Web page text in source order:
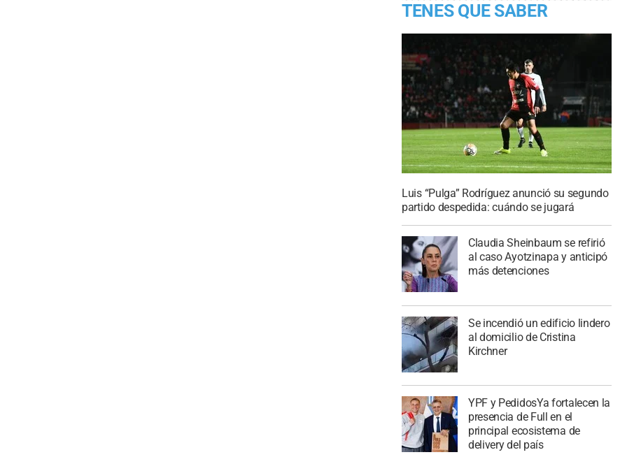
TENES QUE SABER
Luis “Pulga” Rodríguez anunció su segundo
partido despedida: cuándo se jugará
Claudia Sheinbaum se refirió
al caso Ayotzinapa y anticipó
más detenciones
Se incendió un edificio lindero
al domicilio de Cristina
Kirchner
YPF y PedidosYa fortalecen la
presencia de Full en el
principal ecosistema de
delivery del país